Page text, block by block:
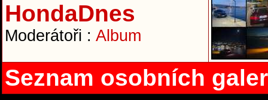
HondaDnes
Moderátoři : Album
Seznam osobních